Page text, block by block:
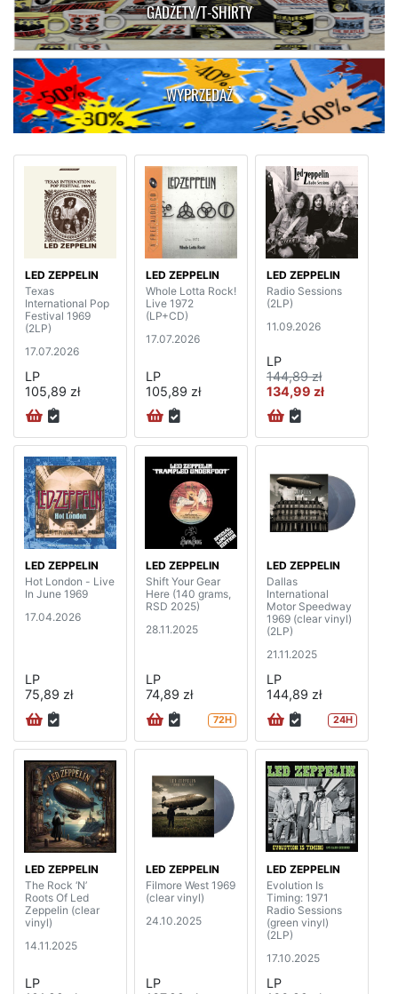
GADŻETY/T-SHIRTY
WYPRZEDAŻ
LED ZEPPELIN
Texas
International Pop
Festival 1969
(2LP)
17.07.2026
LP
105,89 zł
LED ZEPPELIN
Whole Lotta Rock!
Live 1972
(LP+CD)
17.07.2026
LP
105,89 zł
LED ZEPPELIN
Radio Sessions
(2LP)
11.09.2026
LP
144,89 zł
134,99 zł
LED ZEPPELIN
Hot London - Live
In June 1969
17.04.2026
LP
75,89 zł
LED ZEPPELIN
Shift Your Gear
Here (140 grams,
RSD 2025)
28.11.2025
LP
74,89 zł
72H
LED ZEPPELIN
Dallas
International
Motor Speedway
1969 (clear vinyl)
(2LP)
21.11.2025
LP
144,89 zł
24H
LED ZEPPELIN
The Rock ‘N’
Roots Of Led
Zeppelin (clear
vinyl)
14.11.2025
LP
LED ZEPPELIN
Filmore West 1969
(clear vinyl)
24.10.2025
LP
LED ZEPPELIN
Evolution Is
Timing: 1971
Radio Sessions
(green vinyl)
(2LP)
17.10.2025
LP